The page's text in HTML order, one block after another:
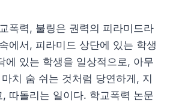
폭력, 불링은 권력의 피라미드라
에서, 피라미드 상단에 있는 학생
에 있는 학생을 일상적으로, 아무
치 숨 쉬는 것처럼 당연하게, 지
따돌리는 일이다. 학교폭력 논문